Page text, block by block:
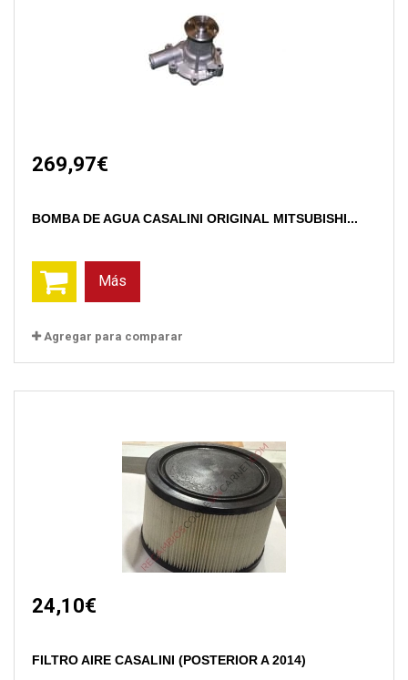
269,97€
BOMBA DE AGUA CASALINI ORIGINAL MITSUBISHI...
Más
Agregar para comparar
24,10€
FILTRO AIRE CASALINI (POSTERIOR A 2014)